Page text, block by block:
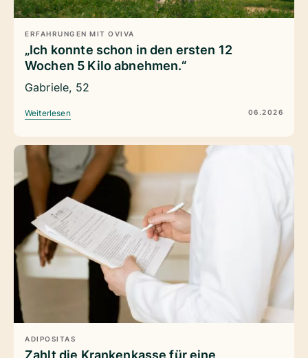
ERFAHRUNGEN MIT OVIVA
„Ich konnte schon in den ersten 12
Wochen 5 Kilo abnehmen.“
Gabriele, 52
Weiterlesen 06.2026
ADIPOSITAS